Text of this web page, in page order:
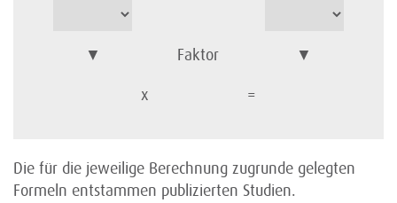
▼ Faktor ▼
x =
Die für die jeweilige Berechnung zugrunde gelegten
Formeln entstammen publizierten Studien.